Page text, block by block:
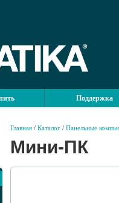
Поддержка
Главная / Каталог / Панельные
Мини-ПК